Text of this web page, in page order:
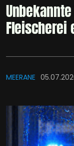
Fleischerei
MEERANE